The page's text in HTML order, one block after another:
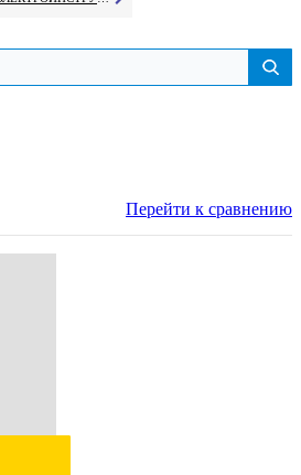
Перейти к сравнению